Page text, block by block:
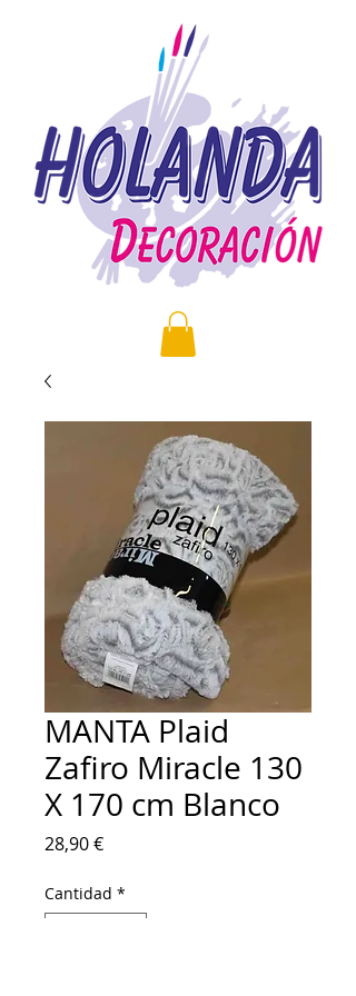
MANTA Plaid
Zafiro Miracle 130
X 170 cm Blanco
28,90 €Precio
Cantidad *